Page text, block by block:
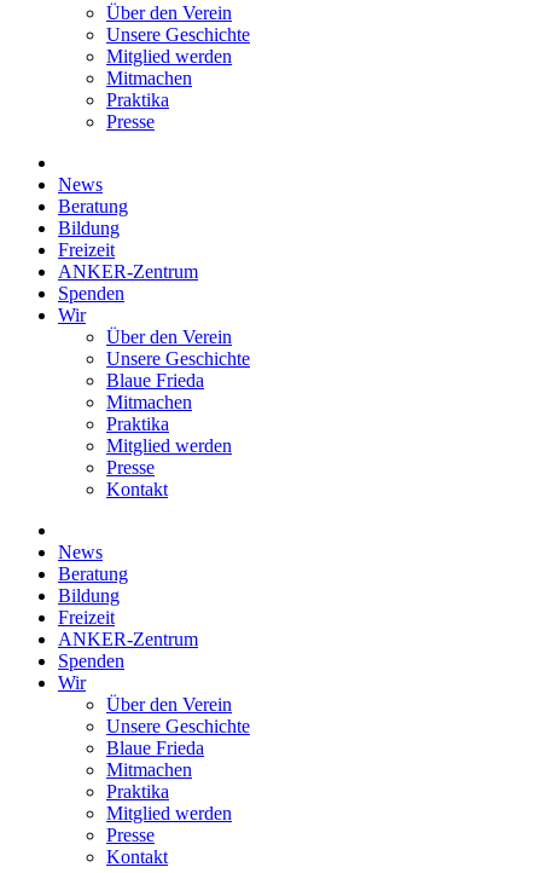
Über den Verein
Unsere Geschichte
Mitglied werden
Mitmachen
Praktika
Presse
News
Beratung
Bildung
Freizeit
ANKER-Zentrum
Spenden
Wir
Über den Verein
Unsere Geschichte
Blaue Frieda
Mitmachen
Praktika
Mitglied werden
Presse
Kontakt
News
Beratung
Bildung
Freizeit
ANKER-Zentrum
Spenden
Wir
Über den Verein
Unsere Geschichte
Blaue Frieda
Mitmachen
Praktika
Mitglied werden
Presse
Kontakt